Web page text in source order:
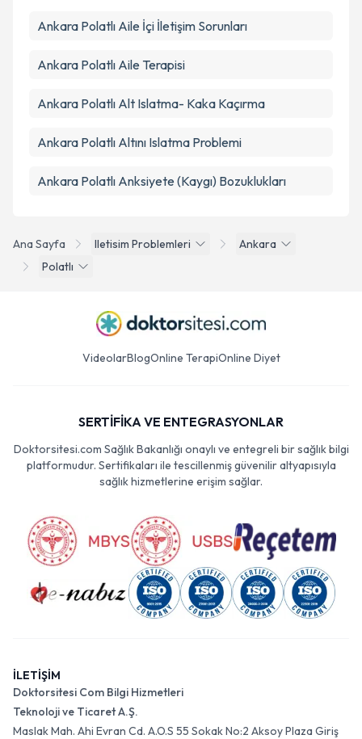
Ana Sayfa Iletisim Problemleri
Ankara
Polatlı
Ankara Polatlı Aile İçi İletişim Sorunları
Ankara Polatlı Aile Terapisi
Ankara Polatlı Alt Islatma- Kaka Kaçırma
Ankara Polatlı Altını Islatma Problemi
Ankara Polatlı Anksiyete (Kaygı) Bozuklukları
VideolarBlogOnline TerapiOnline Diyet
SERTİFİKA VE ENTEGRASYONLAR
Doktorsitesi.com Sağlık Bakanlığı onaylı ve entegreli bir sağlık bilgi
platformudur. Sertifikaları ile tescillenmiş güvenilir altyapısıyla
sağlık hizmetlerine erişim sağlar.
İLETİŞİM
Doktorsitesi Com Bilgi Hizmetleri
Teknoloji ve Ticaret A.Ş.
Maslak Mah. Ahi Evran Cd. A.O.S 55 Sokak No:2 Aksoy Plaza Giriş